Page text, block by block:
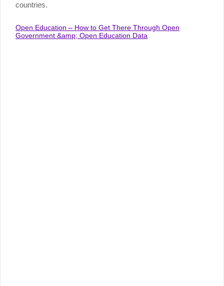
countries.
Open Education – How to Get There Through Open
Government &amp; Open Education Data